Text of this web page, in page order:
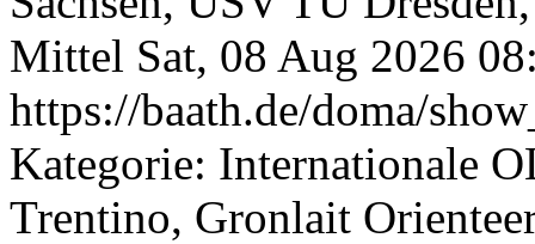
Mittel Sat, 08 Aug 2026
https://baath.de/doma/
Kategorie: Internationale
Trentino, Gronlait